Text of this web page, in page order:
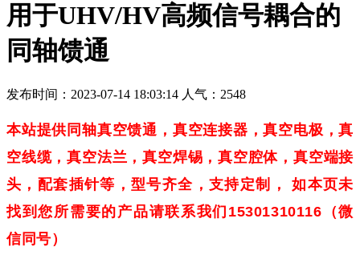
用于UHV/HV高频信号耦合的
同轴馈通
发布时间：2023-07-14 18:03:14 人气：2548
本站提供同轴真空馈通， 真空连接器，真空电极，真
空线缆，真空法兰，真空焊锡，真空腔体，真空端接
头，配套插针等，型号齐全，支持定制， 如本页未
找到您所需要的产品请联系我们15301310116（微
信同号）